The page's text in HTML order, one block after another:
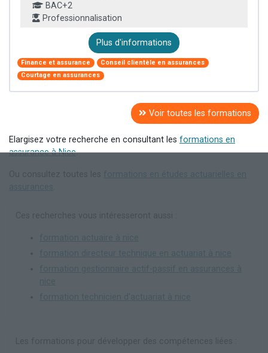
BAC+2
Professionnalisation
Plus d'informations
Finance et assurance
Conseil clientèle en assurances
Courtage en assurances
Voir toutes les formations
Elargisez votre recherche en consultant les formations en
assurance à Nice.
formations en études actuarielles en
assurances
formation actuaire à nice
formation directeur technique en actuariat à nice
formation gestionnaire actif-passif en assurances à
nice
formation technicien d'actuariat à nice